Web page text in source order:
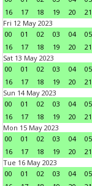
16
17 18 19 20 21
Fri 12 May 2023
00
01 02 03 04 05
16
17 18 19 20 21
Sat 13 May 2023
00
01 02 03 04 05
16
17 18 19 20 21
Sun 14 May 2023
00
01 02 03 04 05
16
17 18 19 20 21
Mon 15 May 2023
00
01 02 03 04 05
16
17 18 19 20 21
Tue 16 May 2023
00
01 02 03 04 05